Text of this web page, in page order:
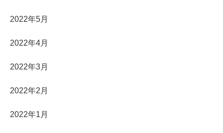
2022年5月
2022年4月
2022年3月
2022年2月
2022年1月